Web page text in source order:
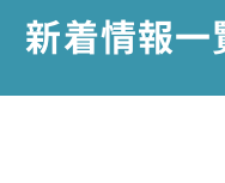
新着情報一